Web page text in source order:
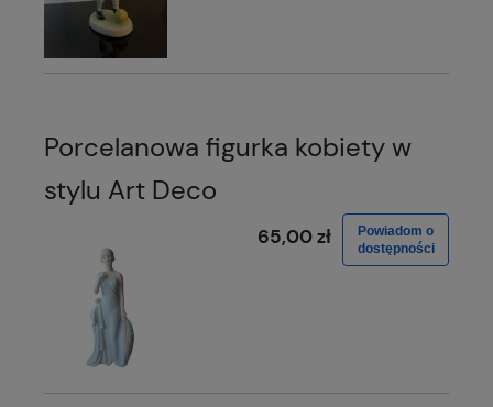
Porcelanowa figurka kobiety w
stylu Art Deco
65,00 zł
Powiadom o
dostępności